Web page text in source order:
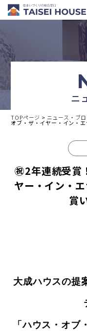
ニ
TOPページ > ニュース・ブ
オブ・ザ・イヤー・イン・
㊗️2年連続受賞
ヤー・イン・
賞
大成ハウスの提
「ハウス・オブ